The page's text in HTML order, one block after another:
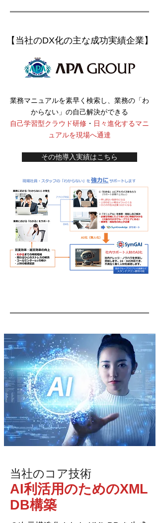
【当社のDX化の主な成功実績企業】
業務マニュアルを素早く検索し、業務の「わ
からない」の自己解決ができる
自己学習型クラウド研修 ・ 日々進化するマニ
ュアルを現場へ通達
その他導入実績はこちら
当社のコア技術
AI利活用のためのXML
DB構築